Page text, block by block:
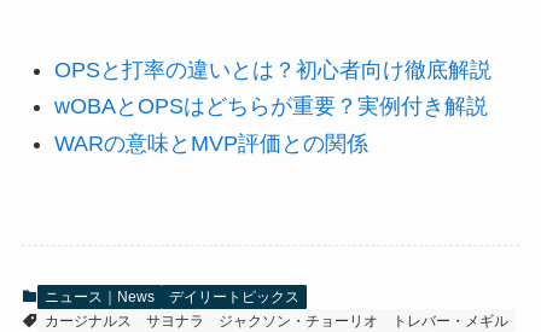
OPSと打率の違いとは？初心者向け徹底解説
wOBAとOPSはどちらが重要？実例付き解説
WARの意味とMVP評価との関係
ニュース｜News
デイリートピックス
カージナルス
サヨナラ ジャクソン・チョーリオ
トレバー・メギル